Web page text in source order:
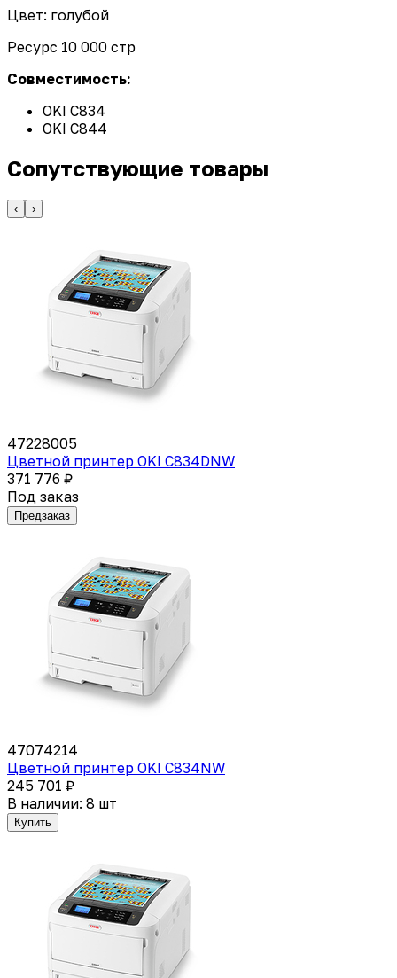
Цвет: голубой
Ресурс 10 000 стр
Совместимость:
OKI C834
OKI C844
Сопутствующие товары
‹ ›
47228005
Цветной принтер OKI C834DNW
371 776 ₽
Под заказ
Предзаказ
47074214
Цветной принтер OKI C834NW
245 701 ₽
В наличии: 8 шт
Купить